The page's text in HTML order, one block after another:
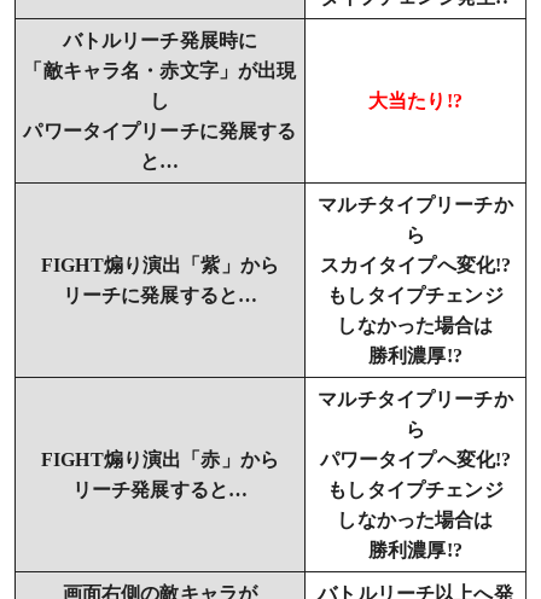
バトルリーチ発展時に
「敵キャラ名・赤文字」が出現
し
パワータイプリーチに発展する
と…
大当たり!?
FIGHT煽り演出「紫」から
リーチに発展すると…
マルチタイプリーチか
ら
スカイタイプへ変化!?
もしタイプチェンジ
しなかった場合は
勝利濃厚!?
FIGHT煽り演出「赤」から
リーチ発展すると…
マルチタイプリーチか
ら
パワータイプへ変化!?
もしタイプチェンジ
しなかった場合は
勝利濃厚!?
画面右側の敵キャラが
バトルリーチ以上へ発